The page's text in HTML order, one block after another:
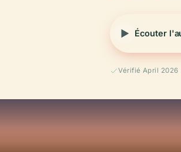
Écouter
Vérifié April 2026